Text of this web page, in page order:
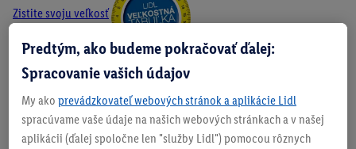
Zistite svoju veľkosť
O produkte
Predtým, ako budeme pokračovať ďalej:
Spracovanie vašich údajov
My ako prevádzkovateľ webových stránok a aplikácie Lidl
spracúvame vaše údaje na našich webových stránkach a v našej
aplikácii (ďalej spoločne len "služby Lidl") pomocou rôznych